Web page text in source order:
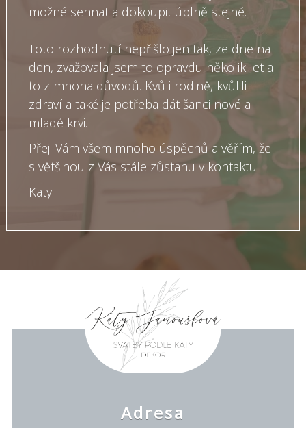
možné sehnat a dokoupit úplně stejné.
Toto rozhodnutí nepřišlo jen tak, ze dne na
den, zvažovala jsem to opravdu několik let a
to z mnoha důvodů. Kvůli rodině, kvůlili
zdraví a také je potřeba dát šanci nové a
mladé krvi.
Přeji Vám všem mnoho úspěchů a věřím, že
s většinou z Vás stále zůstanu v kontaktu.
Katy
Adresa